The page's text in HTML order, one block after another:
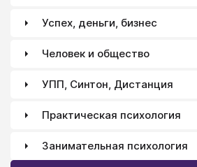
Успех, деньги, бизнес
Человек и общество
УПП, Синтон, Дистанция
Практическая психология
Занимательная психология